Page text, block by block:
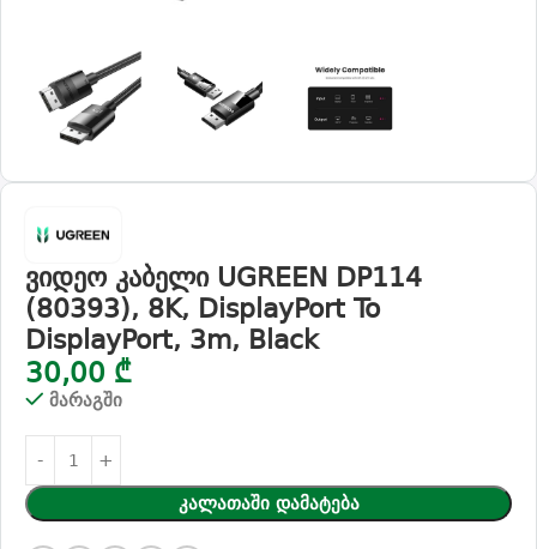
ვიდეო კაბელი UGREEN DP114
(80393), 8K, DisplayPort To
DisplayPort, 3m, Black
30,00 ₾
მარაგში
Კალათაში Დამატება